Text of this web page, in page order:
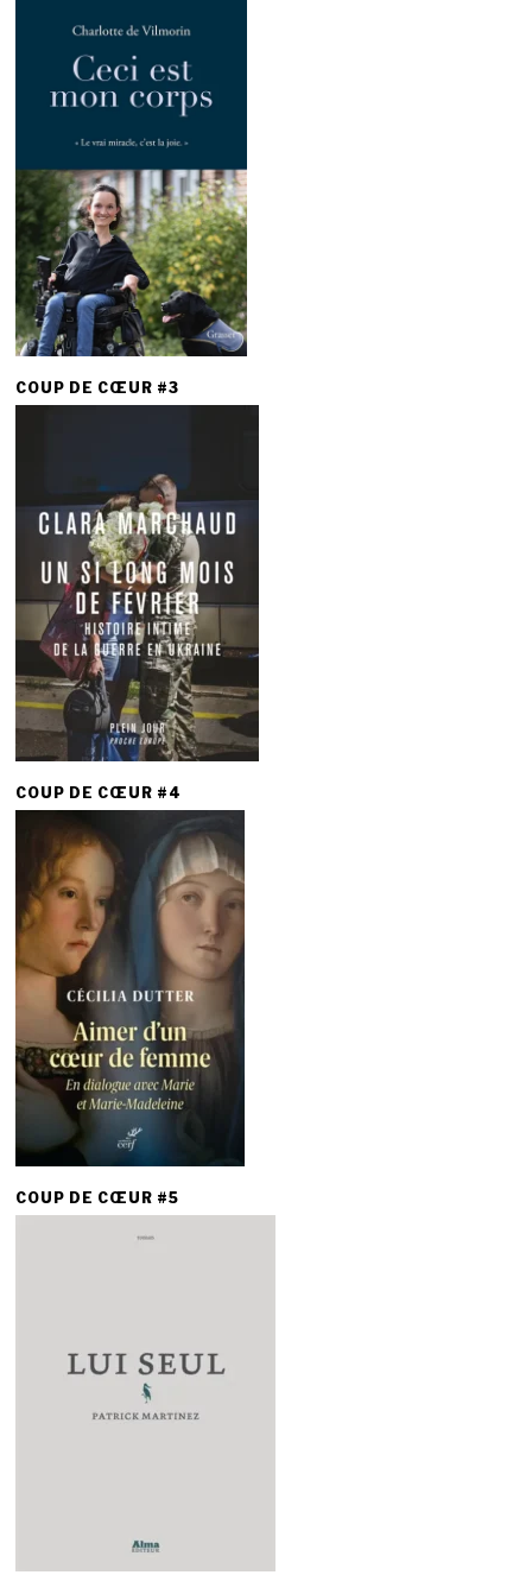
COUP DE CŒUR #3
COUP DE CŒUR #4
COUP DE CŒUR #5